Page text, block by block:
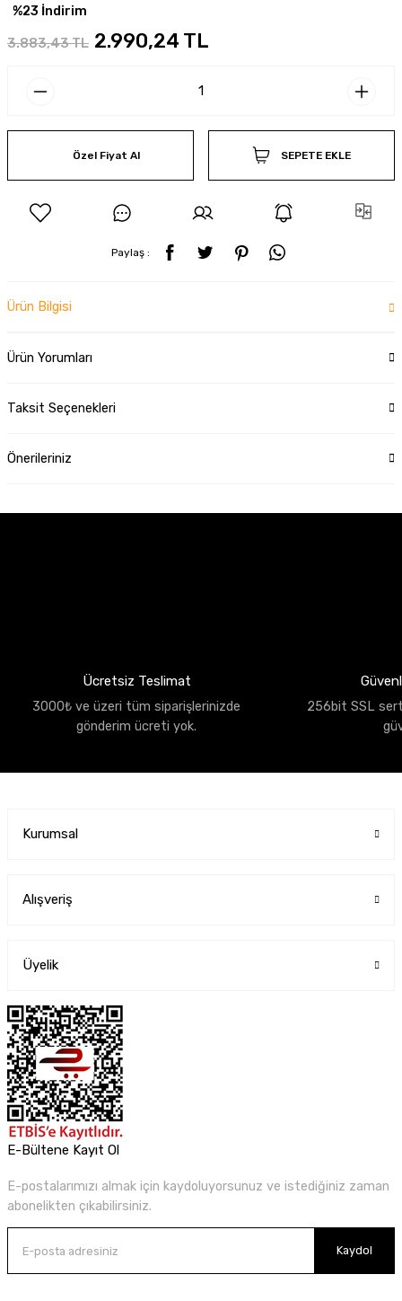
%23 İndirim
3.883,43 TL 2.990,24 TL
Özel Fiyat Al SEPETE EKLE
Paylaş :
Ürün Bilgisi
Ürün Yorumları
Taksit Seçenekleri
Önerileriniz
Ücretsiz Teslimat
3000₺ ve üzeri tüm siparişlerinizde
gönderim ücreti yok.
256bit SSL
Kurumsal
Alışveriş
Üyelik
E-Bültene Kayıt Ol
E-postalarımızı almak için kaydoluyorsunuz ve istediğiniz zaman
abonelikten çıkabilirsiniz.
Kaydol